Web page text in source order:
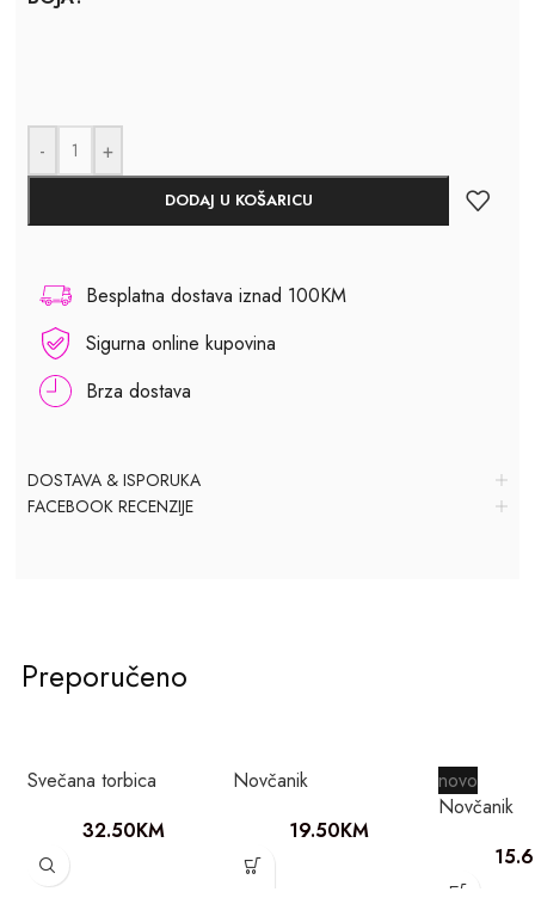
- +
DODAJ U KOŠARICU
Besplatna dostava iznad 100KM
Sigurna online kupovina
Brza dostava
DOSTAVA & ISPORUKA
FACEBOOK RECENZIJE
Preporučeno
Svečana torbica
32.50KM
Novčanik
19.50KM
novo
Novčanik